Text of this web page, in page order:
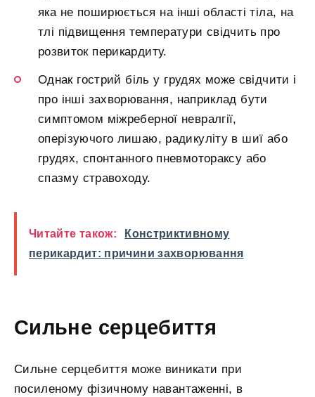
яка не поширюється на інші області тіла, на
тлі підвищення температури свідчить про
розвиток перикардиту.
Однак гострий біль у грудях може свідчити і
про інші захворювання, наприклад бути
симптомом міжреберної невралгії,
оперізуючого лишаю, радикуліту в шиї або
грудях, спонтанного пневмотораксу або
спазму стравоходу.
Читайте також:
Констриктивному
перикардит: причини захворювання
Сильне серцебиття
Сильне серцебиття може виникати при
посиленому фізичному навантаженні, в